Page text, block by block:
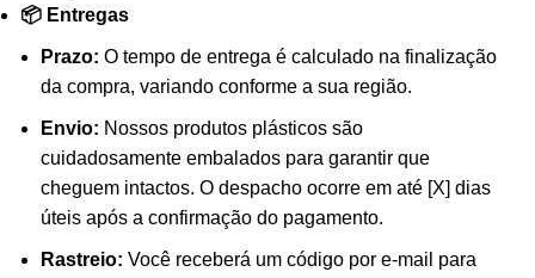
📦 Entregas
Prazo: O tempo de entrega é calculado na finalização
da compra, variando conforme a sua região.
Envio: Nossos produtos plásticos são
cuidadosamente embalados para garantir que
cheguem intactos. O despacho ocorre em até [X] dias
úteis após a confirmação do pagamento.
Rastreio: Você receberá um código por e-mail para